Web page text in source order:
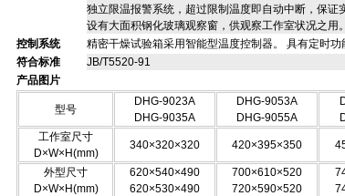
独立限温报警系统，超过限制温度即自动中断，保证
设有大面积钢化玻璃观察窗，供观察工作室状况之用。
控制系统
精密干燥试验箱采用智能型温度控制器。 具有定时功
符合标准
JB/T5520-91
产品图片
型号
DHG-9023A
DHG-9035A
DHG-9053A
DHG-9055A
工作室尺寸
D×W×H(mm)
340×320×320 420×395×350
外型尺寸
D×W×H(mm)
620×540×490
620×530×490
700×610×520
720×590×520